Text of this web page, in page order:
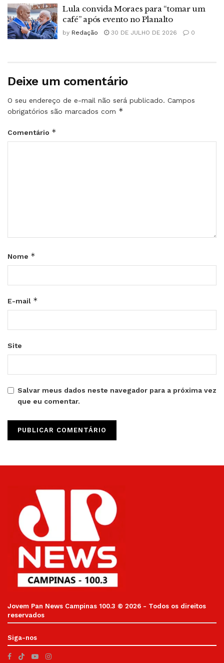
Lula convida Moraes para “tomar um
café” após evento no Planalto
by Redação 30 DE JULHO DE 2026 0
Deixe um comentário
O seu endereço de e-mail não será publicado. Campos
obrigatórios são marcados com *
Comentário *
Nome *
E-mail *
Site
Salvar meus dados neste navegador para a próxima vez
que eu comentar.
Jovem Pan News Campinas 100.3 © 2026 - Todos os direitos
reservados
Siga-nos